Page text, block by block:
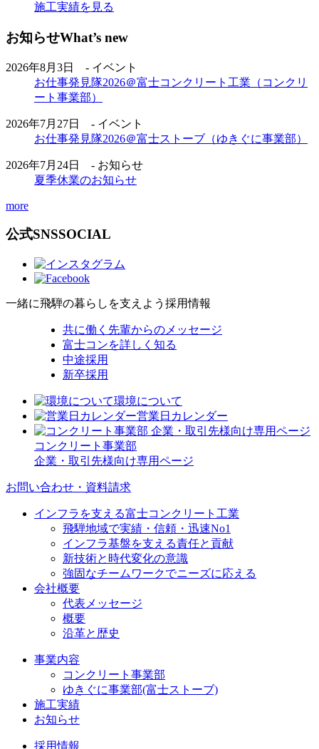
施工実績を見る
お知らせWhat’s new
2026年8月3日 - イベント
お仕事発見隊2026＠富士コンクリート工業（コンクリ
ート事業部）
2026年7月27日 - イベント
お仕事発見隊2026＠富士ストーブ（ゆきぐに事業部）
2026年7月24日 - お知らせ
夏季休業のお知らせ
more
公式SNSSOCIAL
一緒に飛騨の暮らしを支えよう 採用情報
共に働く先輩からのメッセージ
富士コンを詳しく知る
中途採用
新卒採用
環境について
営業日カレンダー
コンクリート事業部
企業・取引先様向け専用ページ
お問い合わせ・資料請求
インフラを支える富士コンクリート工業
飛騨地域で実績・信頼・迅速No1
インフラ基盤を支える責任と貢献
新技術と時代変化の意識
強固なチームワークでニーズに応える
会社概要
代表メッセージ
概要
沿革と歴史
事業内容
コンクリート事業部
ゆきぐに事業部(富士ストーブ)
施工実績
お知らせ
採用情報